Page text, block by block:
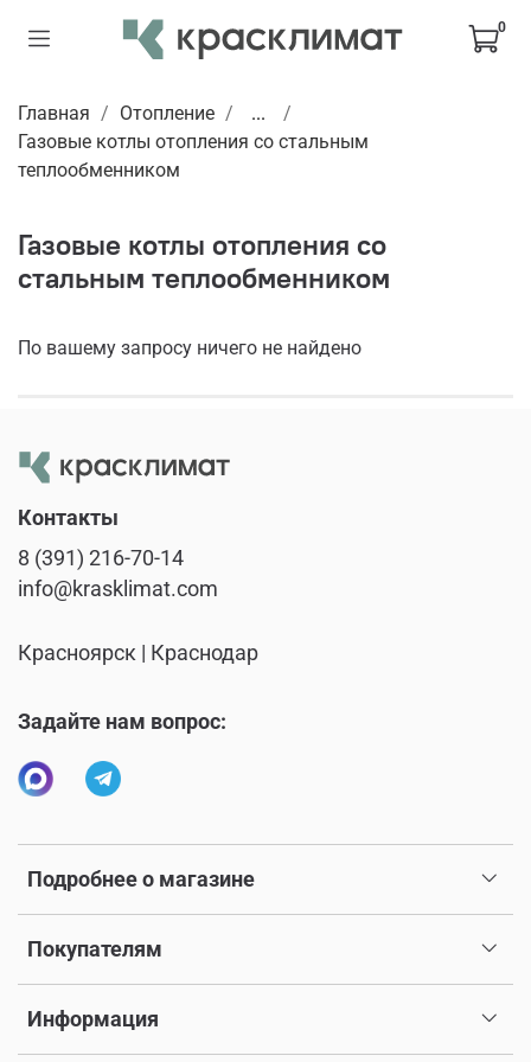
0
Главная Отопление
...
Газовые котлы отопления со стальным
теплообменником
Газовые котлы отопления со
стальным теплообменником
По вашему запросу ничего не найдено
Подробнее о магазине
Покупателям
Информация
Контакты
8 (391) 216-70-14
info@krasklimat.com
Красноярск | Краснодар
Задайте нам вопрос: